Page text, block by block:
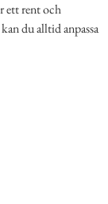
ett rent och
du alltid anpassa